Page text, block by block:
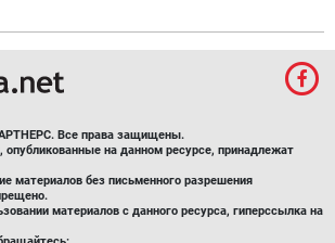
Все права защищены.
опубликованные на данном ресурсе, принадлежат
материалов без письменного разрешения
материалов с данного ресурса, гиперссылка на